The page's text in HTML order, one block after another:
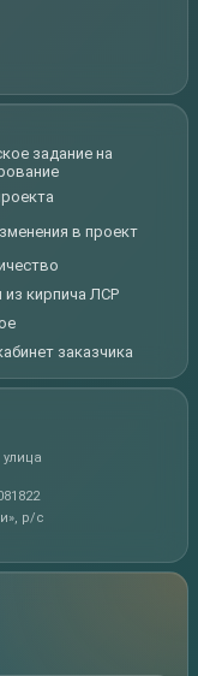
задание на
в проект
кирпича ЛСР
заказчика
р/с